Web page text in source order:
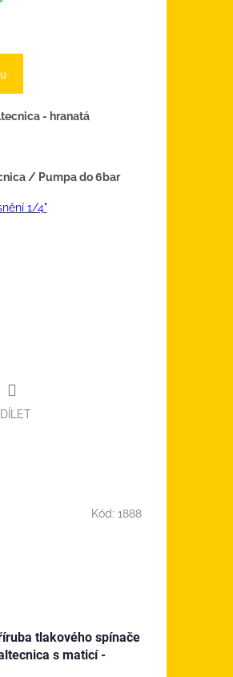
- hranatá
/ Pumpa do 6bar
1/4"
tlakového spínače
s maticí -
Kód: 1888